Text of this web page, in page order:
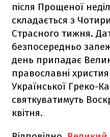
після Прощеної
складається з
Страсного тижня.
безпосередньо
день припадає
православні
Української Греко-
святкуватимуть
квітня.